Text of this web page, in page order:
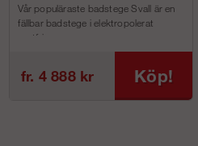
Vår populäraste badstege Svall är en
fällbar badstege i elektropolerat
rostfri...
fr. 4 888 kr Köp!